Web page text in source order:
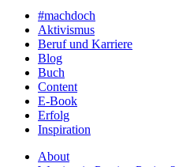
#machdoch
Aktivismus
Beruf und Karriere
Blog
Buch
Content
E-Book
Erfolg
Inspiration
About